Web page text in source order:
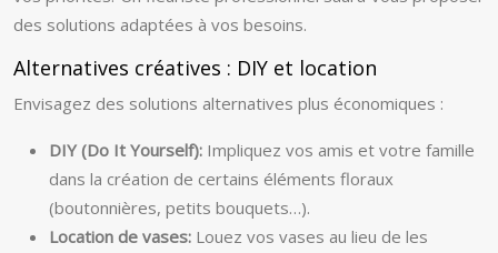
des solutions adaptées à vos besoins.
Alternatives créatives : DIY et location
Envisagez des solutions alternatives plus économiques :
DIY (Do It Yourself): Impliquez vos amis et votre famille
dans la création de certains éléments floraux
(boutonnières, petits bouquets…).
Location de vases: Louez vos vases au lieu de les